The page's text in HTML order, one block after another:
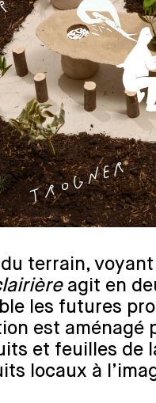
terrain,
agit en
les futures
est aménagé
et feuilles
locaux à